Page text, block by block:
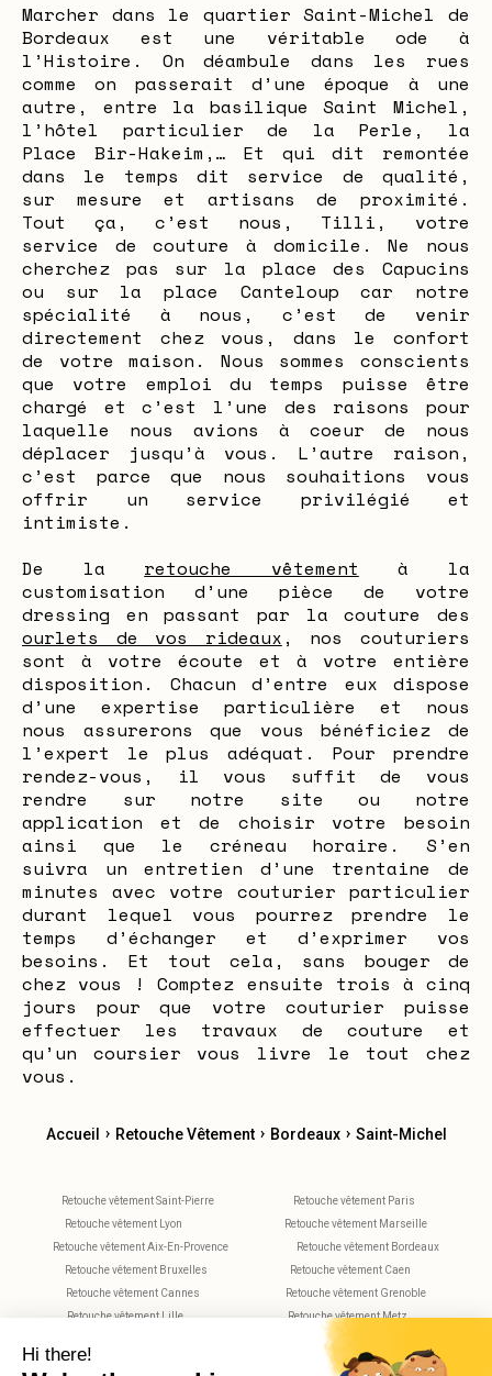
Marcher dans le quartier Saint-Michel de
Bordeaux est une véritable ode à
l’Histoire. On déambule dans les rues
comme on passerait d’une époque à une
autre, entre la basilique Saint Michel,
l’hôtel particulier de la Perle, la
Place Bir-Hakeim,… Et qui dit remontée
dans le temps dit service de qualité,
sur mesure et artisans de proximité.
Tout ça, c’est nous, Tilli, votre
service de couture à domicile. Ne nous
cherchez pas sur la place des Capucins
ou sur la place Canteloup car notre
spécialité à nous, c’est de venir
directement chez vous, dans le confort
de votre maison. Nous sommes conscients
que votre emploi du temps puisse être
chargé et c’est l’une des raisons pour
laquelle nous avions à coeur de nous
déplacer jusqu’à vous. L’autre raison,
c’est parce que nous souhaitions vous
offrir un service privilégié et
intimiste.
De la retouche vêtement à la
customisation d’une pièce de votre
dressing en passant par la couture des
ourlets de vos rideaux , nos couturiers
sont à votre écoute et à votre entière
disposition. Chacun d’entre eux dispose
d’une expertise particulière et nous
nous assurerons que vous bénéficiez de
l’expert le plus adéquat. Pour prendre
rendez-vous, il vous suffit de vous
rendre sur notre site ou notre
application et de choisir votre besoin
ainsi que le créneau horaire. S’en
suivra un entretien d’une trentaine de
minutes avec votre couturier particulier
durant lequel vous pourrez prendre le
temps d’échanger et d’exprimer vos
besoins. Et tout cela, sans bouger de
chez vous ! Comptez ensuite trois à cinq
jours pour que votre couturier puisse
effectuer les travaux de couture et
qu’un coursier vous livre le tout chez
vous.
Accueil › Retouche Vêtement › Bordeaux › Saint-Michel
Retouche vêtement Saint-Pierre
Retouche vêtement Paris
Retouche vêtement Lyon
Retouche vêtement Marseille
Retouche vêtement Aix-En-Provence
Retouche vêtement Bordeaux
Retouche vêtement Bruxelles
Retouche vêtement Caen
Retouche vêtement Cannes
Retouche vêtement Grenoble
Retouche vêtement Lille
Retouche vêtement Metz
Retouche vêtement Nantes
Retouche vêtement Nice
Retouche vêtement Nimes